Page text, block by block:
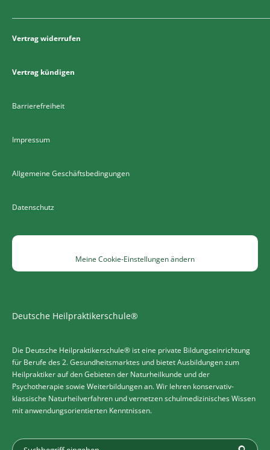
Vertrag widerrufen
Vertrag kündigen
Barrierefreiheit
Impressum
Allgemeine Geschäftsbedingungen
Datenschutz
Meine Cookie-Einstellungen ändern
Deutsche Heilpraktikerschule®
Die Deutsche Heilpraktikerschule® ist eine private Bildungseinrichtung
für Berufe des 2. Gesundheitsmarktes und bietet Ausbildungen zum
Heilpraktiker auf den Gebieten der Naturheilkunde und der
Psychotherapie sowie Weiterbildungen an. Wir lehren konservativ-
klassische Naturheilverfahren und vernetzen schulmedizinisches Wissen
mit anwendungsorientierten Kenntnissen.